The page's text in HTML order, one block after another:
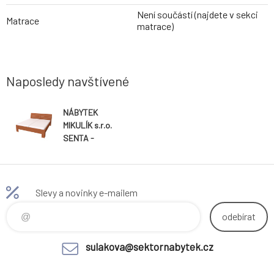
Matrace
Není součástí (najdete v sekci
matrace)
Naposledy navštívené
NÁBYTEK
MIKULÍK s.r.o.
SENTA -
postel
160x200cm
160cm,
Varianta: Síla
Slevy a novinky e-mailem
odebírat
sulakova@sektornabytek.cz